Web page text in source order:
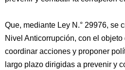
Que, mediante Ley N.° 29976, se
Nivel Anticorrupción, con el
coordinar acciones y proponer
largo plazo dirigidas a prevenir y